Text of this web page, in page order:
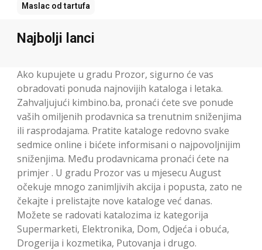
Maslac od tartufa
Najbolji lanci
Ako kupujete u gradu Prozor, sigurno će vas
obradovati ponuda najnovijih kataloga i letaka.
Zahvaljujući kimbino.ba, pronaći ćete sve ponude
vaših omiljenih prodavnica sa trenutnim sniženjima
ili rasprodajama. Pratite kataloge redovno svake
sedmice online i bićete informisani o najpovoljnijim
sniženjima. Među prodavnicama pronaći ćete na
primjer . U gradu Prozor vas u mjesecu August
očekuje mnogo zanimljivih akcija i popusta, zato ne
čekajte i prelistajte nove kataloge već danas.
Možete se radovati katalozima iz kategorija
Supermarketi, Elektronika, Dom, Odjeća i obuća,
Drogerija i kozmetika, Putovanja i drugo.